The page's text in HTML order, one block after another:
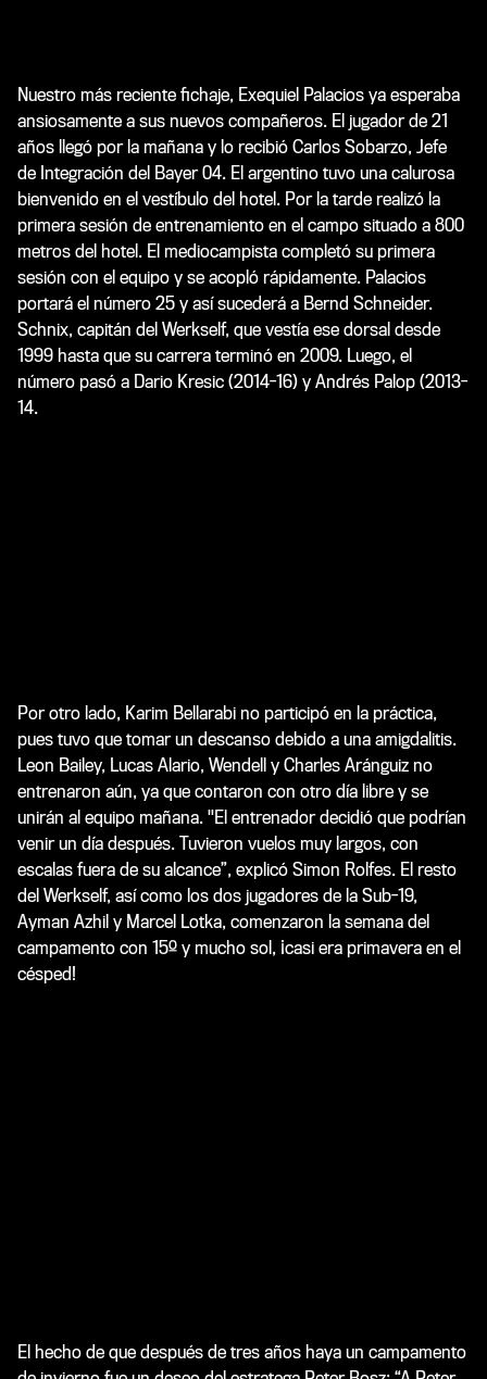
Nuestro más reciente fichaje, Exequiel Palacios ya esperaba
ansiosamente a sus nuevos compañeros. El jugador de 21
años llegó por la mañana y lo recibió Carlos Sobarzo, Jefe
de Integración del Bayer 04. El argentino tuvo una calurosa
bienvenido en el vestíbulo del hotel. Por la tarde realizó la
primera sesión de entrenamiento en el campo situado a 800
metros del hotel. El mediocampista completó su primera
sesión con el equipo y se acopló rápidamente. Palacios
portará el número 25 y así sucederá a Bernd Schneider.
Schnix, capitán del Werkself, que vestía ese dorsal desde
1999 hasta que su carrera terminó en 2009. Luego, el
número pasó a Dario Kresic (2014-16) y Andrés Palop (2013-
14.
Por otro lado, Karim Bellarabi no participó en la práctica,
pues tuvo que tomar un descanso debido a una amigdalitis.
Leon Bailey, Lucas Alario, Wendell y Charles Aránguiz no
entrenaron aún, ya que contaron con otro día libre y se
unirán al equipo mañana. "El entrenador decidió que podrían
venir un día después. Tuvieron vuelos muy largos, con
escalas fuera de su alcance”, explicó Simon Rolfes. El resto
del Werkself, así como los dos jugadores de la Sub-19,
Ayman Azhil y Marcel Lotka, comenzaron la semana del
campamento con 15º y mucho sol, ¡casi era primavera en el
césped!
El hecho de que después de tres años haya un campamento